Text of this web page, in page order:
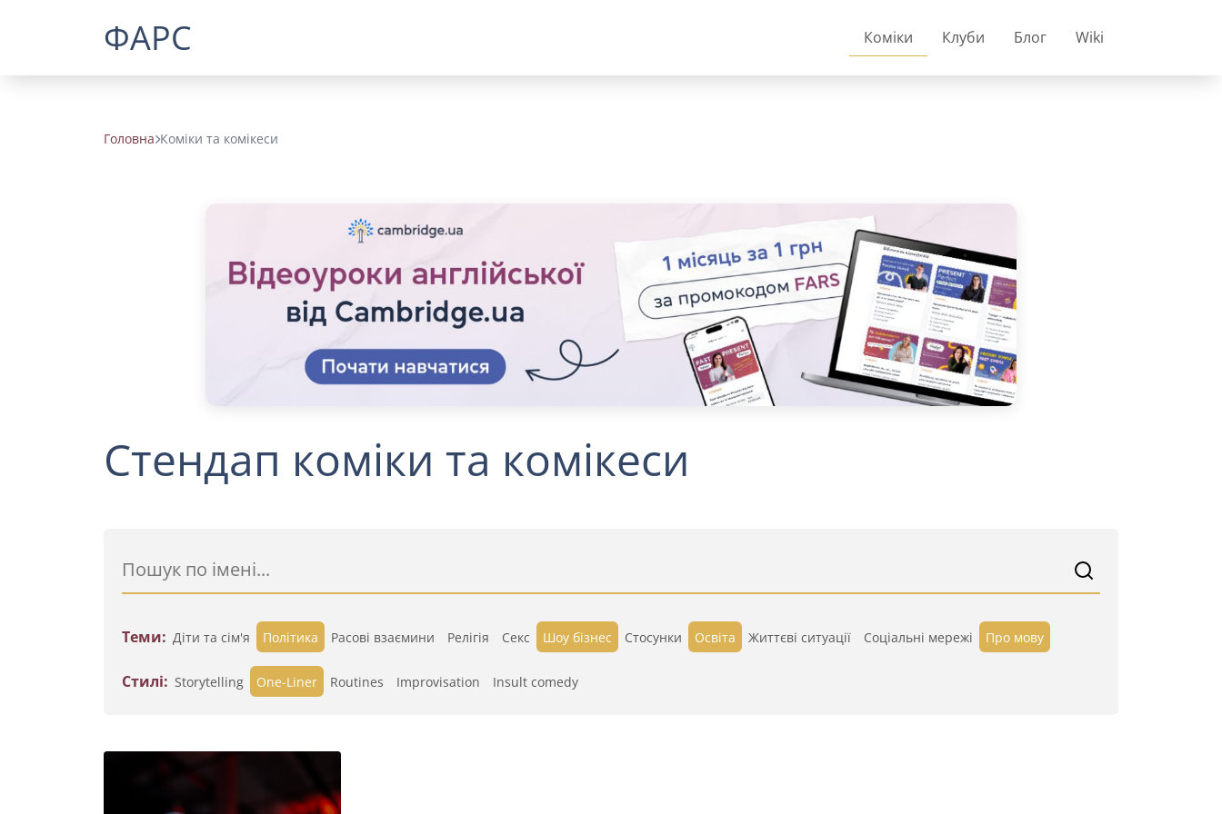
ФАРС Коміки Клуби Блог Wiki
Головна Коміки та комікеси
Стендап коміки та комікеси
Теми: Діти та сім'я Політика Расові взаємини Релігія Секс Шоу бізнес Стосунки Освіта Життєві ситуації Cоціальні мережі Про мову
Стилі: Storytelling One-Liner Routines Improvisation Insult comedy